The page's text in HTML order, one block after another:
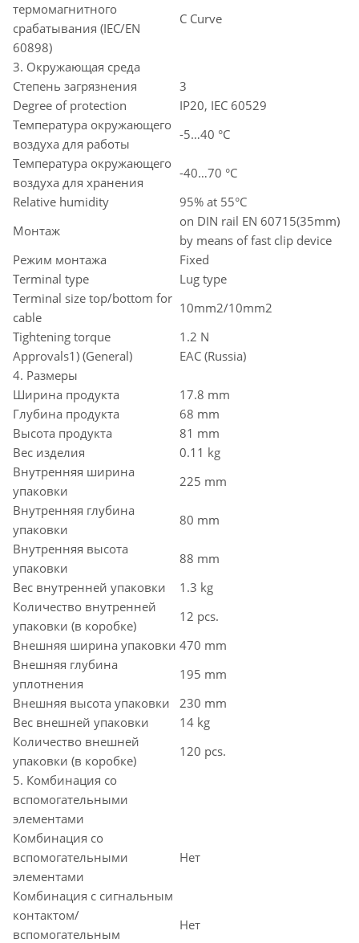
термомагнитного
срабатывания (IEC/EN
60898)
C Curve
3. Окружающая среда
Степень загрязнения
3
Degree of protection
IP20, IEC 60529
Температура окружающего
воздуха для работы
-5…40 °C
Температура окружающего
воздуха для хранения
-40…70 °C
Relative humidity
95% at 55°C
Монтаж
on DIN rail EN 60715(35mm)
by means of fast clip device
Режим монтажа
Fixed
Terminal type
Lug type
Terminal size top/bottom for
cable
10mm2/10mm2
Tightening torque
1.2 N
Approvals1) (General)
EAC (Russia)
4. Размеры
Ширина продукта
17.8 mm
Глубина продукта
68 mm
Высота продукта
81 mm
Вес изделия
0.11 kg
Внутренняя ширина
упаковки
225 mm
Внутренняя глубина
упаковки
80 mm
Внутренняя высота
упаковки
88 mm
Вес внутренней упаковки
1.3 kg
Количество внутренней
упаковки (в коробке)
12 pcs.
Внешняя ширина упаковки 470 mm
Внешняя глубина
уплотнения
195 mm
Внешняя высота упаковки
230 mm
Вес внешней упаковки
14 kg
Количество внешней
упаковки (в коробке)
120 pcs.
5. Комбинация со
вспомогательными
элементами
Комбинация со
вспомогательными
элементами
Нет
Комбинация с сигнальным
контактом/
вспомогательным
Нет